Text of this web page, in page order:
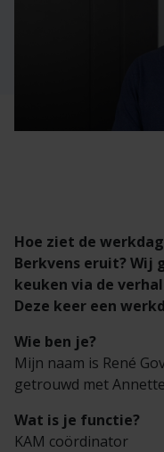
Hoe ziet de
Berkvens eruit? Wij
keuken via de
Deze keer een
Wie ben je?
Mijn naam is René
getrouwd met
Wat is je functie?
KAM coördinator